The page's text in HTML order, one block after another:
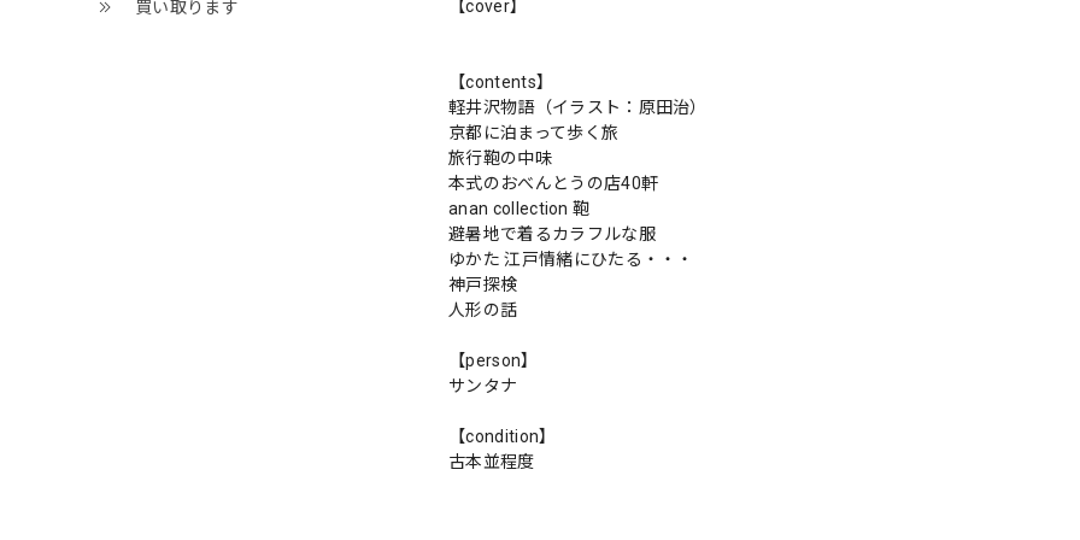
買い取ります 【cover】
【contents】
軽井沢物語（イラスト：原田治）
京都に泊まって歩く旅
旅行鞄の中味
本式のおべんとうの店40軒
anan collection 鞄
避暑地で着るカラフルな服
ゆかた 江戸情緒にひたる・・・
神戸探検
人形の話
【person】
サンタナ
【condition】
古本並程度